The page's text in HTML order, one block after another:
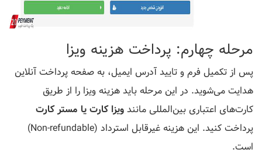
مرحله چهارم: پرداخت هزینه ویزا
پس از تکمیل فرم و تایید آدرس ایمیل، به صفحه پرداخت آنلاین
هدایت می‌شوید. در این مرحله باید هزینه ویزا را از طریق
کارت‌های اعتباری بین‌المللی مانندویزا کارت یا مستر کارت
پرداخت کنید. این هزینه غیرقابل استرداد (Non-refundable)
است.